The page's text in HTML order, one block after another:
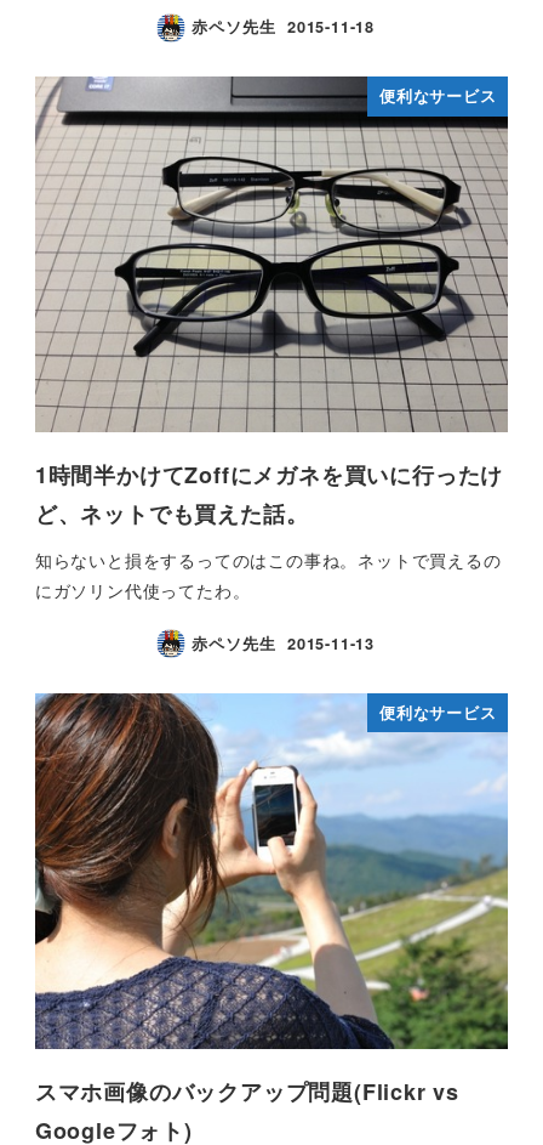
赤ペソ先生 2015-11-18
便利なサービス
1時間半かけてZoffにメガネを買いに行ったけ
ど、ネットでも買えた話。
知らないと損をするってのはこの事ね。ネットで買えるの
にガソリン代使ってたわ。
赤ペソ先生 2015-11-13
便利なサービス
スマホ画像のバックアップ問題(Flickr vs
Googleフォト)